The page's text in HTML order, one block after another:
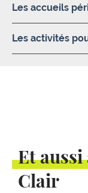
Les accueils
Les activités
Et
Clair